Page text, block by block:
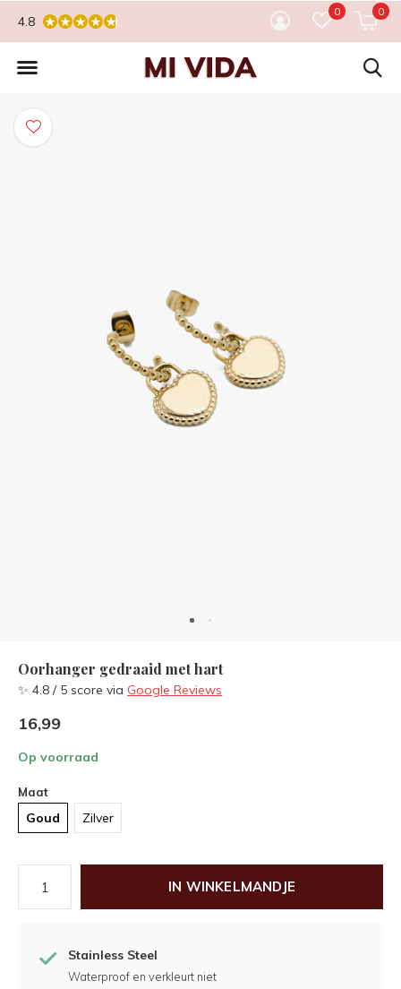
0 0
4.8
Oorhanger gedraaid met hart
✨ 4.8 / 5 score via Google Reviews
16,99
Op voorraad
Maat
Goud Zilver
IN WINKELMANDJE
Stainless Steel
Waterproof en verkleurt niet